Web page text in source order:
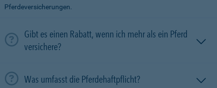
Pferdeversicherungen.
Gibt es einen Rabatt, wenn ich mehr als ein Pferd
versichere?
Was umfasst die Pferdehaftpflicht?